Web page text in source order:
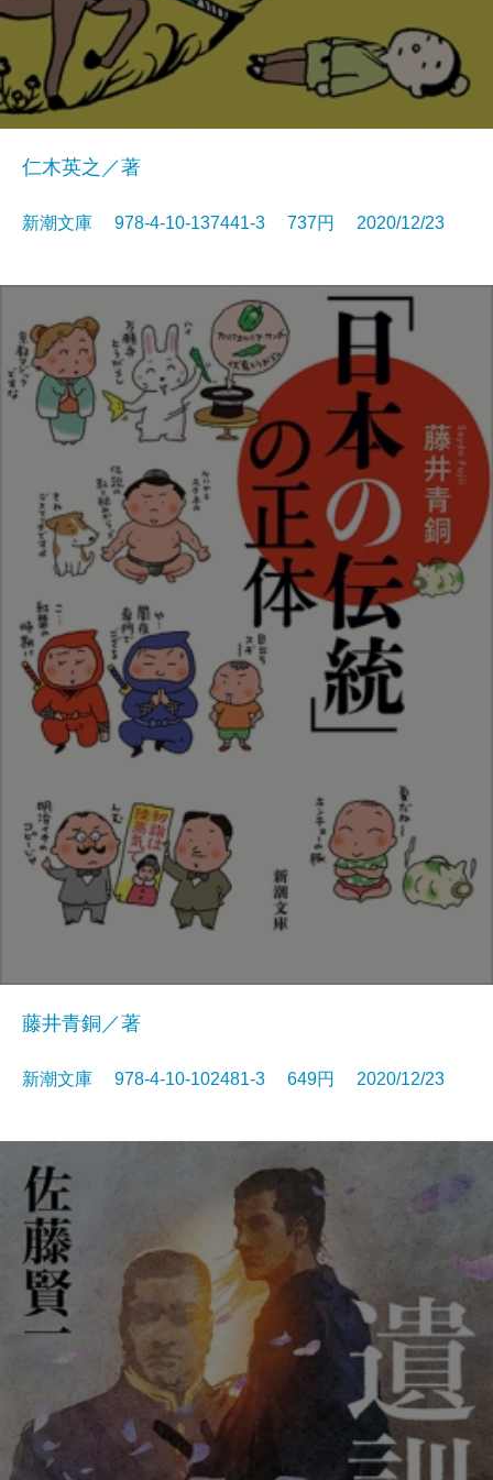
仁木英之／著
新潮文庫 978-4-10-137441-3 737円 2020/12/23
藤井青銅／著
新潮文庫 978-4-10-102481-3 649円 2020/12/23